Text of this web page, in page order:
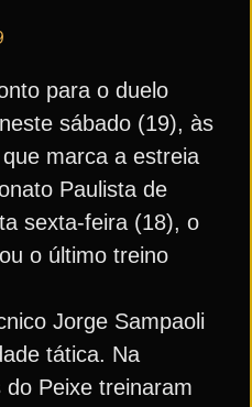
para o duelo
sábado (19), às
marca a estreia
Paulista de
sexta-feira (18), o
o último treino
Jorge Sampaoli
tática. Na
Peixe treinaram